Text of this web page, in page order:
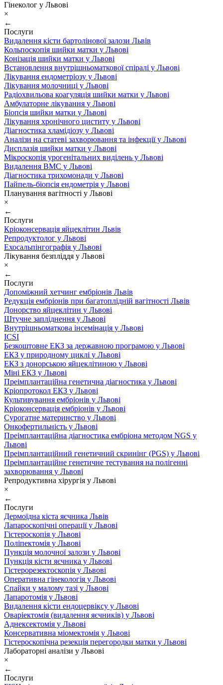
Гінеколог у Львові
×
←
Послуги
Видалення кісти бартолінової залози Львів
Кольпоскопія шийки матки у Львові
Конізація шийки матки у Львові
Встановлення внутрішньоматкової спіралі у Львові
Лікування ендометріозу у Львові
Лікування молочниці у Львові
Радіохвильова коагуляція шийки матки у Львові
Амбулаторне лікування у Львові
Біопсія шийки матки у Львові
Лікування хронічного циститу у Львові
Діагностика хламідіозу у Львові
Аналізи на статеві захворювання та інфекції у Львові
Дисплазія шийки матки у Львові
Мікроскопія урогенітальних виділень у Львові
Видалення ВМС у Львові
Діагностика трихомонади у Львові
Пайпель-біопсія ендометрія у Львові
Планування вагітності у Львові
×
←
Послуги
Кріоконсервація яйцеклітин Львів
Репродуктолог у Львові
Ехосальпінгографія у Львові
Лікування безпліддя у Львові
×
←
Послуги
Допоміжний хетчинг ембріонів Львів
Редукція ембріонів при багатоплідній вагітності Львів
Донорство яйцеклітин у Львові
Штучне запліднення у Львові
Внутрішньоматкова інсемінація у Львові
ICSI
Безкоштовне ЕКЗ за державною програмою у Львові
ЕКЗ у природному циклі у Львові
ЕКЗ з донорською яйцеклітиною у Львові
Міні ЕКЗ у Львові
Преімплантаційна генетична діагностика у Львові
Кріопротокол ЕКЗ у Львові
Культивування ембріонів у Львові
Кріоконсервація ембріонів у Львові
Сурогатне материнство у Львові
Онкофертильність у Львові
Преімплантаційна діагностика ембріона методом NGS у
Львові
Преімплантаційний генетичний скринінг (PGS) у Львові
Преімплантаційне генетичне тестування на полігенні
захворювання у Львові
Репродуктивна хірургія у Львові
×
←
Послуги
Дермоїдна кіста яєчника Львів
Лапароскопічні операції у Львові
Гістероскопія у Львові
Поліпектомія у Львові
Пункція молочної залози у Львові
Пункція кісти яєчника у Львові
Гістерорезектоскопія у Львові
Оперативна гінекологія у Львові
Спайки у малому тазі у Львові
Лапаротомія у Львові
Видалення кісти ендоцервіксу у Львові
Оваріектомія (видалення яєчників) у Львові
Аднексектомія у Львові
Консервативна міомектомія у Львові
Гістероскопічна резекція перегородки матки у Львові
Лабораторні аналізи у Львові
×
←
Послуги